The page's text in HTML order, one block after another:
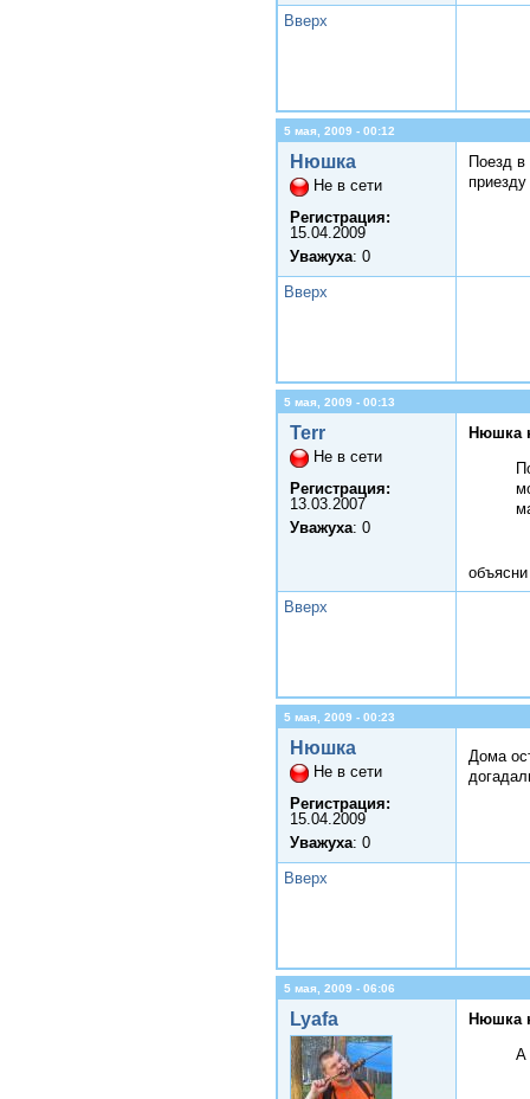
Вверх
5 мая, 2009 - 00:12
Нюшка
Не в сети
Регистрация:
15.04.2009
Уважуха: 0
Поезд
Вверх
5 мая, 2009 - 00:13
Terr
Не в сети
Регистрация:
13.03.2007
Уважуха: 0
Нюшка
Вверх
5 мая, 2009 - 00:23
Нюшка
Не в сети
Регистрация:
15.04.2009
Уважуха: 0
Дома
Вверх
5 мая, 2009 - 06:06
Lyafa Нюшка
А